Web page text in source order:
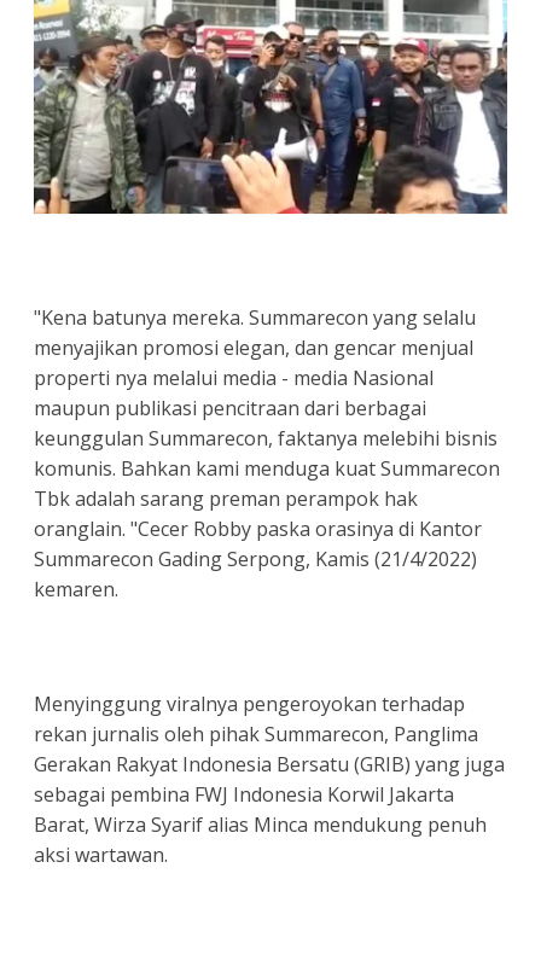
"Kena batunya mereka. Summarecon yang selalu
menyajikan promosi elegan, dan gencar menjual
properti nya melalui media - media Nasional
maupun publikasi pencitraan dari berbagai
keunggulan Summarecon, faktanya melebihi bisnis
komunis. Bahkan kami menduga kuat Summarecon
Tbk adalah sarang preman perampok hak
oranglain. "Cecer Robby paska orasinya di Kantor
Summarecon Gading Serpong, Kamis (21/4/2022)
kemaren.
Menyinggung viralnya pengeroyokan terhadap
rekan jurnalis oleh pihak Summarecon, Panglima
Gerakan Rakyat Indonesia Bersatu (GRIB) yang juga
sebagai pembina FWJ Indonesia Korwil Jakarta
Barat, Wirza Syarif alias Minca mendukung penuh
aksi wartawan.